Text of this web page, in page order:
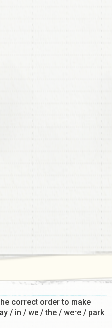
correct order to make
/ in / we / the / were / park